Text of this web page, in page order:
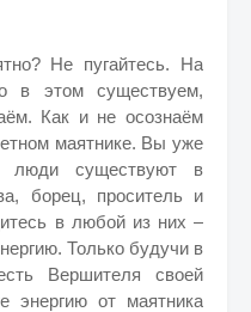
Не пугайтесь. На
в этом существуем,
Как и не осознаём
маятнике. Вы уже
люди существуют в
борец, проситель и
в любой из них –
Только будучи в
Вершителя своей
энергию от маятника